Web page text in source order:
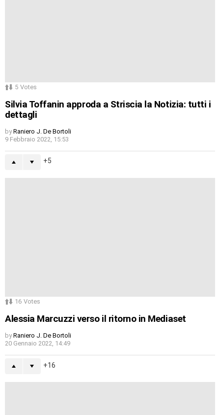
5 Votes
Silvia Toffanin approda a Striscia la Notizia: tutti i
dettagli
by Raniero J. De Bortoli
9 Febbraio 2022, 15:53
5
16 Votes
Alessia Marcuzzi verso il ritorno in Mediaset
by Raniero J. De Bortoli
20 Gennaio 2022, 14:49
16